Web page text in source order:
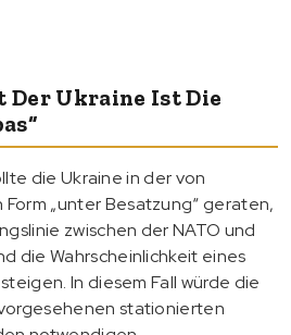
Der Ukraine Ist Die
die Ukraine in der von
„unter Besatzung“ geraten,
zwischen der NATO und
die Wahrscheinlichkeit eines
In diesem Fall würde die
stationierten